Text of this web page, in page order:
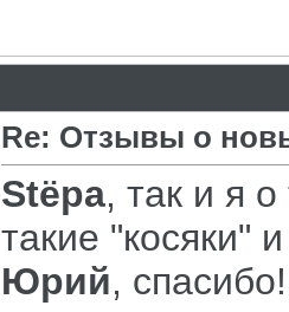
Re: Отзывы о
Stёpa, так и я
такие "косяки"
Юрий,